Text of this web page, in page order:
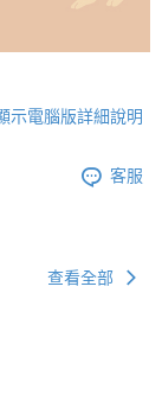
示電腦版詳細說明
客服
查看全部